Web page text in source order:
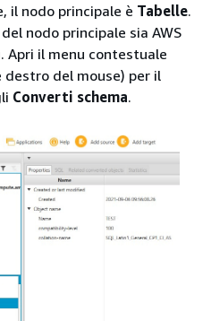
il nodo principale è Tabelle.
nodo principale sia AWS
Apri il menu contestuale
del mouse) per il
Converti schema.